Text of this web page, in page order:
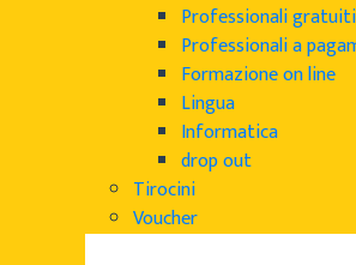
Professionali gratuiti
Professionali a
Formazione on line
Lingua
Informatica
drop out
Tirocini
Voucher